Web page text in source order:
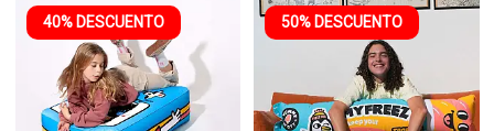
40% DESCUENTO 50% DESCUENTO